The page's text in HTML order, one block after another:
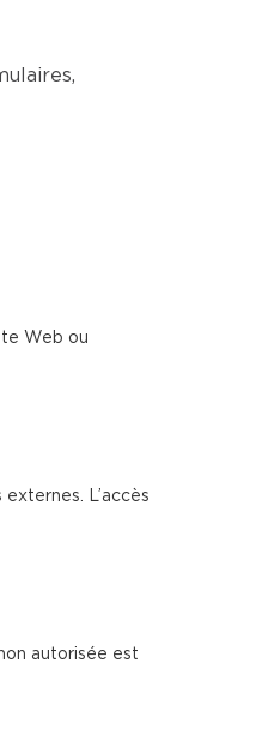
Web ou
L’accès
autorisée est